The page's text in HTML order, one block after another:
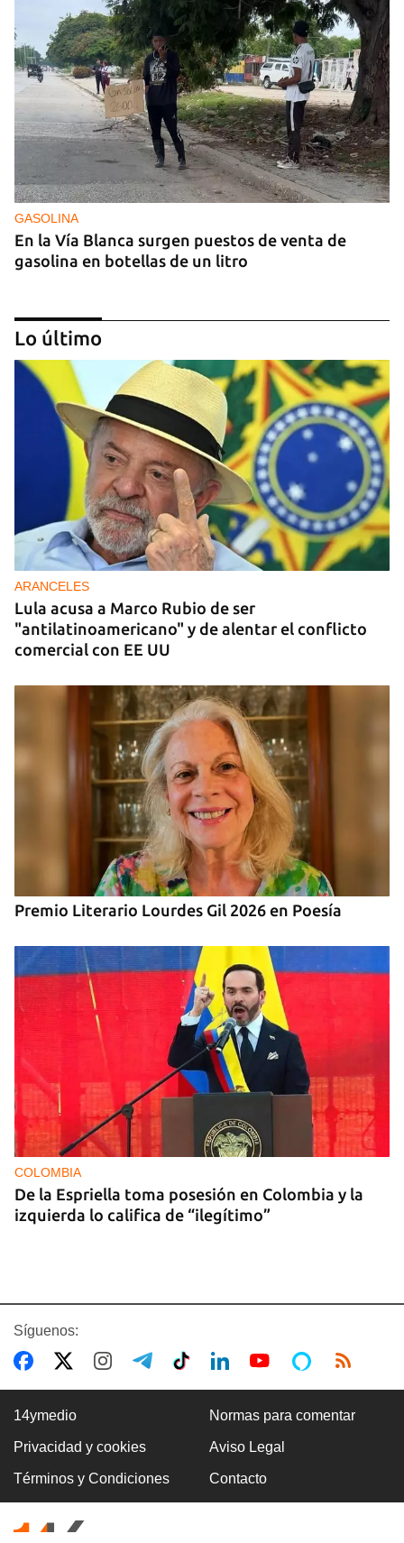
GASOLINA
En la Vía Blanca surgen puestos de venta de
gasolina en botellas de un litro
DONACIONES
China entrega otros 5.000 sistemas fotovoltaicos
para zonas rurales de Cuba
Lo último
ARANCELES
Lula acusa a Marco Rubio de ser
"antilatinoamericano" y de alentar el conflicto
comercial con EE UU
Premio Literario Lourdes Gil 2026 en Poesía
COLOMBIA
De la Espriella toma posesión en Colombia y la
izquierda lo califica de “ilegítimo”
BOXEO
El boxeo masculino cubano se quedó sin títulos
en Santo Domingo
Síguenos:
14ymedio Normas para comentar
Privacidad y cookies Aviso Legal
Términos y Condiciones Contacto